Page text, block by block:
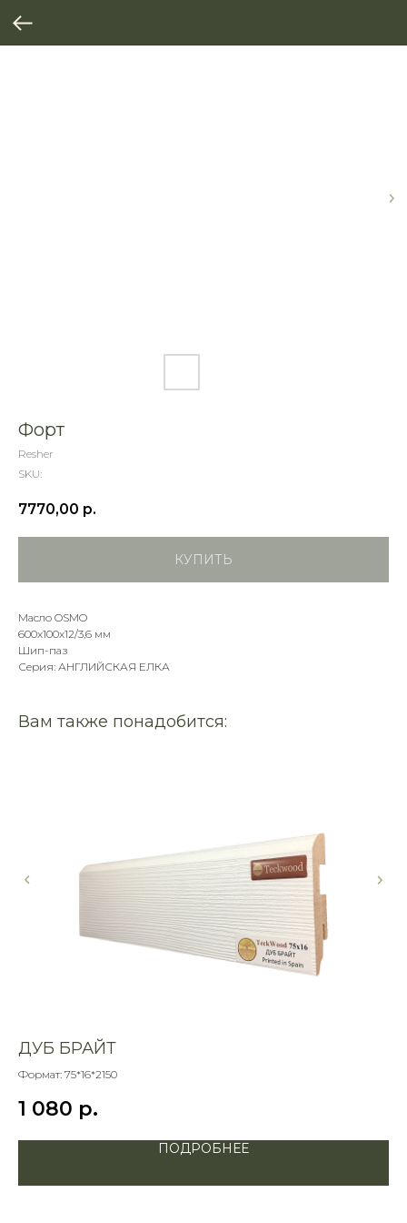
Форт
Resher
SKU:
7770,00 р.
КУПИТЬ
Масло OSMO
600х100х12/3,6 мм
Шип-паз
Серия: АНГЛИЙСКАЯ ЕЛКА
Вам также понадобится:
ДУБ БРАЙТ
Формат: 75*16*2150
1 080 р.
ПОДРОБНЕЕ